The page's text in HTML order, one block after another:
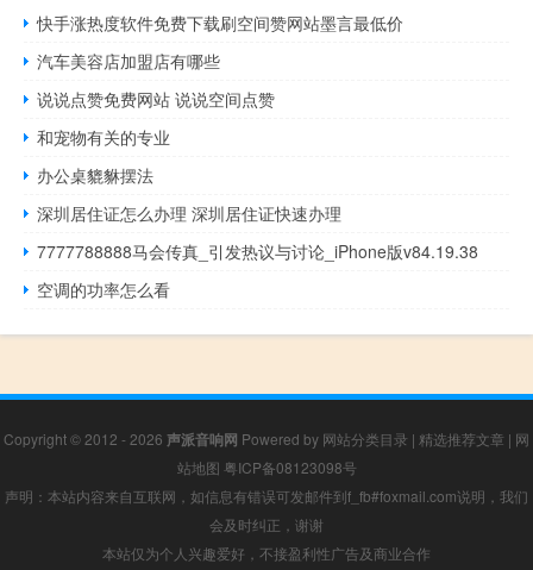
快手涨热度软件免费下载刷空间赞网站墨言最低价
汽车美容店加盟店有哪些
说说点赞免费网站 说说空间点赞
和宠物有关的专业
办公桌貔貅摆法
深圳居住证怎么办理 深圳居住证快速办理
7777788888马会传真_引发热议与讨论_iPhone版v84.19.38
空调的功率怎么看
Copyright © 2012 - 2026 声派音响网 Powered by 网站分类目录 | 精选推荐文章 | 网
站地图 粤ICP备08123098号
声明：本站内容来自互联网，如信息有错误可发邮件到f_fb#foxmail.com说明，我们
会及时纠正，谢谢
本站仅为个人兴趣爱好，不接盈利性广告及商业合作